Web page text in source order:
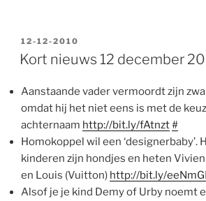
GEPLAATST
OP
12-12-2010
Kort nieuws 12 december
Aanstaande vader vermoordt zijn
omdat hij het niet eens is met de
achternaam http://bit.ly/fAtnzt#
Homokoppel wil een ‘designerbaby’.
kinderen zijn hondjes en heten
en Louis (Vuitton) http://bit.ly/
Alsof je je kind Demy of Urby noemt